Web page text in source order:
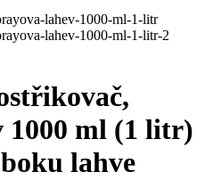
1000 ml (1 litr)
lahve